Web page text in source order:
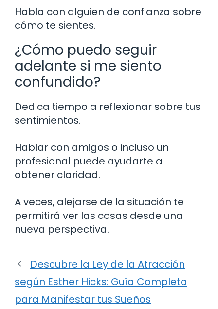
Habla con alguien de confianza sobre
cómo te sientes.
¿Cómo puedo seguir
adelante si me siento
confundido?
Dedica tiempo a reflexionar sobre tus
sentimientos.
Hablar con amigos o incluso un
profesional puede ayudarte a
obtener claridad.
A veces, alejarse de la situación te
permitirá ver las cosas desde una
nueva perspectiva.
Descubre la Ley de la Atracción
según Esther Hicks: Guía Completa
para Manifestar tus Sueños